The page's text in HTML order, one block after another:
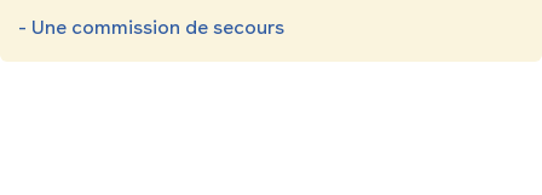
- Une commission de secours